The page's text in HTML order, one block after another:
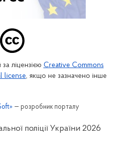
ліцензією Creative Commons
license, якщо не зазначено інше
поліції України 2026
— розробник порталу